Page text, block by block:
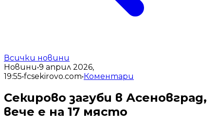
Всички новини
Новини•9 април 2026,
19:55•fcsekirovo.com•Коментари
Секирово загуби в Асеновград,
вече е на 17 място